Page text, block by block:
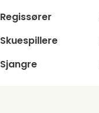
Regissører
Skuespillere
Sjangre